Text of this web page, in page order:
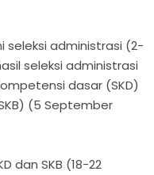
seleksi administrasi (2-
seleksi administrasi
dasar (SKD)
(5 September
dan SKB (18-22